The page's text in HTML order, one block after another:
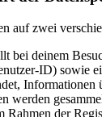
auf zwei
bei deinem
ID) sowie
Informationen
werden
Rahmen der